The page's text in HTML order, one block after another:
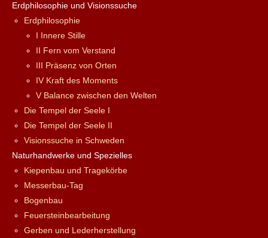
Erdphilosophie und Visionssuche
Erdphilosophie
I Innere Stille
II Fern vom Verstand
III Präsenz von Orten
IV Kraft des Moments
V Balance zwischen den Welten
Die Tempel der Seele I
Die Tempel der Seele II
Visionssuche in Schweden
Naturhandwerke und Spezielles
Kiepenbau und Tragekörbe
Messerbau-Tag
Bogenbau
Feuersteinbearbeitung
Gerben und Lederherstellung